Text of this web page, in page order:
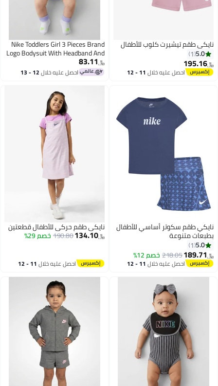
نايكي طقم تيشيرت كلوب للأطفال
5.0
1
﷼‏195.16
احصل عليه خلال 11 - 12
Nike Toddlers Girl 3 Pieces Brand
Logo Bodysuit With Headband And
Booties Set, Blue
﷼‏83.11
احصل عليه خلال 12 - 13
نايكي طقم سكوتر أساسي للأطفال
بطبعات متنوعة
5.0
1
﷼‏189.71
218.05خصم 12%
احصل عليه خلال 11 - 12
نايكي طقم حركي للأطفال قطعتين
﷼‏134.10
190.80خصم 29%
احصل عليه خلال 11 - 12